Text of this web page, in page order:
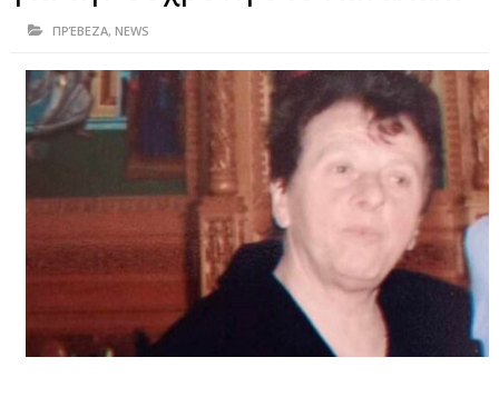
ΗΠΕΙΡΟΣ
ΑΡΤΑ
ΙΩΑΝΝΙΝΑ
ΘΕΣΠΡΩΤΙΑ
ΥΓΕΙΑ-ΟΜΟΡΦΙΑ
ΠΡΈΒΕΖΑ, NEWS